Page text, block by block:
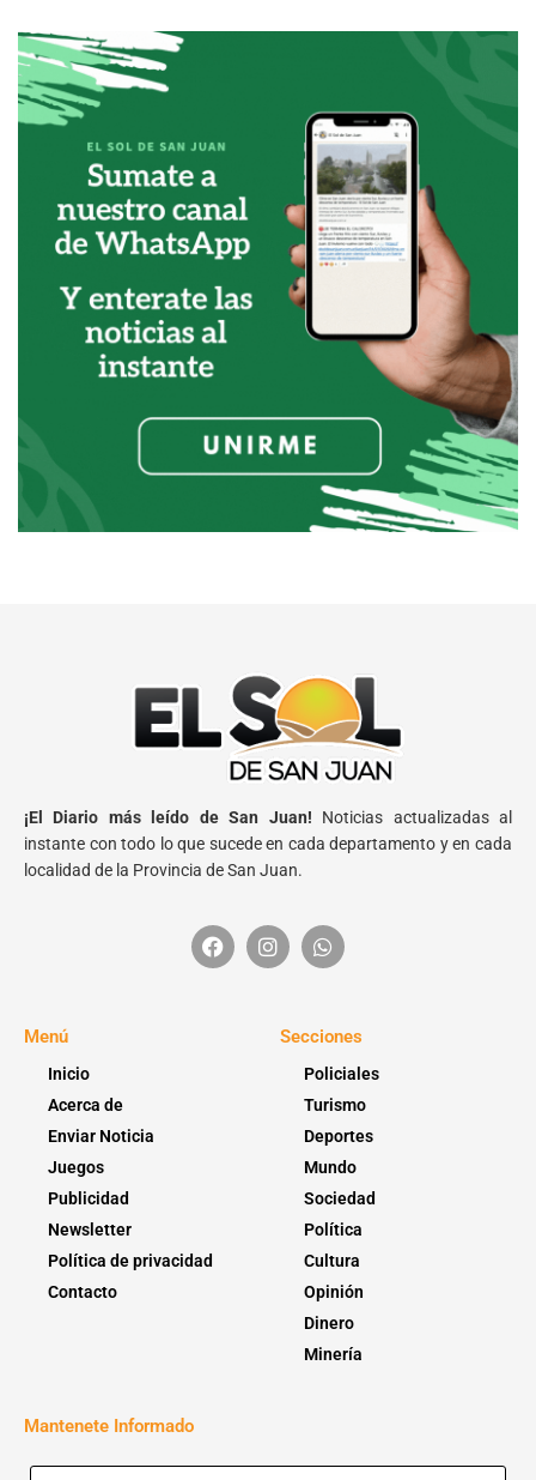
¡El Diario más leído de San Juan! Noticias actualizadas al
instante con todo lo que sucede en cada departamento y en cada
localidad de la Provincia de San Juan.
Menú
Inicio
Acerca de
Enviar Noticia
Juegos
Publicidad
Newsletter
Política de privacidad
Contacto
Secciones
Policiales
Turismo
Deportes
Mundo
Sociedad
Política
Cultura
Opinión
Dinero
Minería
Mantenete Informado